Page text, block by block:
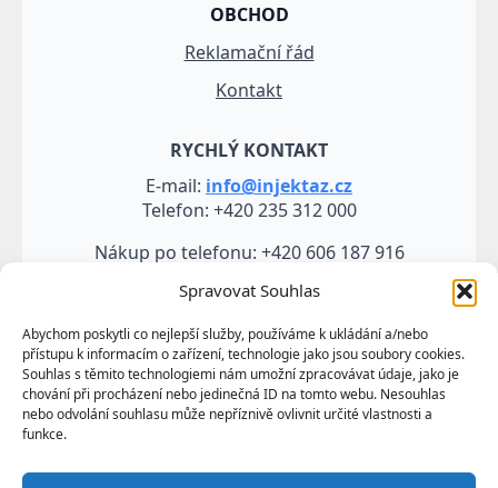
Spravovat Souhlas
Abychom poskytli co nejlepší služby, používáme k ukládání a/nebo
přístupu k informacím o zařízení, technologie jako jsou soubory cookies.
Souhlas s těmito technologiemi nám umožní zpracovávat údaje, jako je
chování při procházení nebo jedinečná ID na tomto webu. Nesouhlas
nebo odvolání souhlasu může nepříznivě ovlivnit určité vlastnosti a
funkce.
OBCHOD
Reklamační řád
Kontakt
RYCHLÝ KONTAKT
E-mail: info@injektaz.cz
Telefon: +420 235 312 000
Nákup po telefonu: +420 606 187 916
Veškeré údaje, zejména texty a fotografie uvedené na